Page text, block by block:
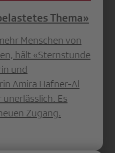
Thema»
Menschen von
hält «Sternstunde
und
Amira Hafner-Al
Es
Zugang.